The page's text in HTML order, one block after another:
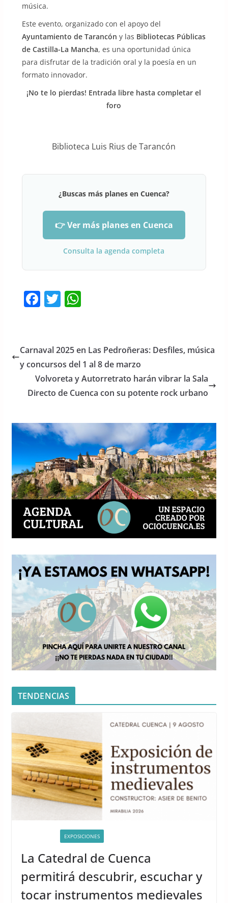
música.
Este evento, organizado con el apoyo del
Ayuntamiento de Tarancón y las Bibliotecas Públicas
de Castilla-La Mancha, es una oportunidad única
para disfrutar de la tradición oral y la poesía en un
formato innovador.
¡No te lo pierdas! Entrada libre hasta completar el
foro
Biblioteca Luis Rius de Tarancón
¿Buscas más planes en Cuenca?
👉 Ver más planes en Cuenca
Consulta la agenda completa
F
e
b
o
o
T
er
W
s
A
p
p
Carnaval 2025 en Las Pedroñeras: Desfiles, música
y concursos del 1 al 8 de marzo
Volvoreta y Autorretrato harán vibrar la Sala
Directo de Cuenca con su potente rock urbano
TENDENCIAS
EXPOSICIONES
La Catedral de Cuenca
permitirá descubrir, escuchar y
tocar instrumentos medievales